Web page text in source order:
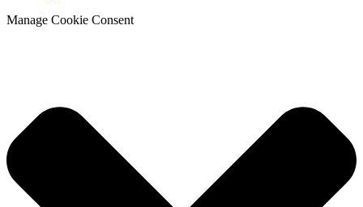
Manage Cookie Consent